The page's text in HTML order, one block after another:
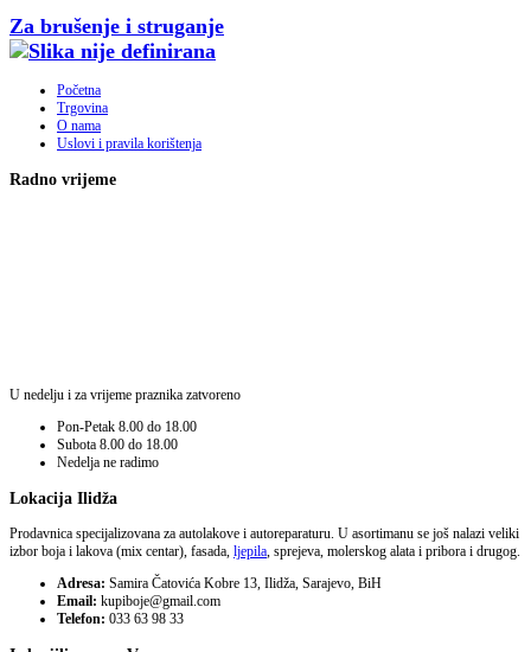
Za brušenje i struganje
Početna
Trgovina
O nama
Uslovi i pravila korištenja
Radno vrijeme
U nedelju i za vrijeme praznika zatvoreno
Pon-Petak 8.00 do 18.00
Subota 8.00 do 18.00
Nedelja ne radimo
Lokacija Ilidža
Prodavnica specijalizovana za autolakove i autoreparaturu. U asortimanu se još nalazi veliki
izbor boja i lakova (mix centar), fasada, ljepila, sprejeva, molerskog alata i pribora i drugog.
Adresa: Samira Čatovića Kobre 13, Ilidža, Sarajevo, BiH
Email: kupiboje@gmail.com
Telefon: 033 63 98 33